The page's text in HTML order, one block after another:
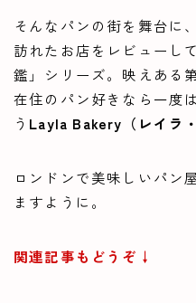
そんなパンの街を舞台に
訪れたお店をレビューし
鑑」シリーズ。映えある
在住のパン好きなら一度
う Layla Bakery（レイラ
ロンドンで美味しいパン
ますように。
関連記事もどうぞ↓